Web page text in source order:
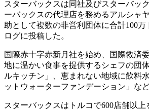
スターバックスは同社及びスターバッ
ーバックスの代理店を務めるアルシャ
助として複数の非営利団体に合計100
ログに投稿した。
国際赤十字赤新月社を始め、国際救済
地に温かい食事を提供するシェフの団
ルキッチン」、恵まれない地域に飲料
ットウォーターファンデーション」な
スターバックスはトルコで600店舗以